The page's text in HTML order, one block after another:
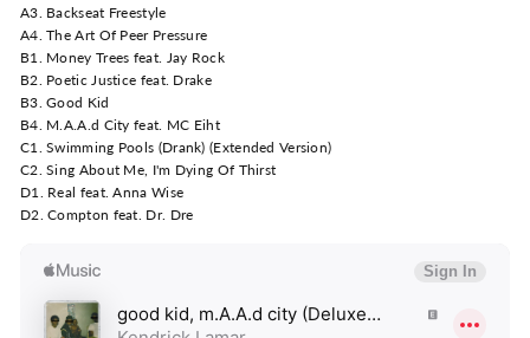
A3. Backseat Freestyle
A4. The Art Of Peer Pressure
B1. Money Trees feat. Jay Rock
B2. Poetic Justice feat. Drake
B3. Good Kid
B4. M.A.A.d City feat. MC Eiht
C1. Swimming Pools (Drank) (Extended Version)
C2. Sing About Me, I'm Dying Of Thirst
D1. Real feat. Anna Wise
D2. Compton feat. Dr. Dre